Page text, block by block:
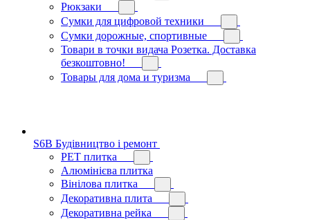
Рюкзаки
Сумки для цифровой техники
Сумки дорожные, спортивные
Товари в точки видача Розетка. Доставка
безкоштовно!
Товары для дома и туризма
S6B Будівництво і ремонт
PЕT плитка
Алюмінієва плитка
Вінілова плитка
Декоративна плита
Декоративна рейка